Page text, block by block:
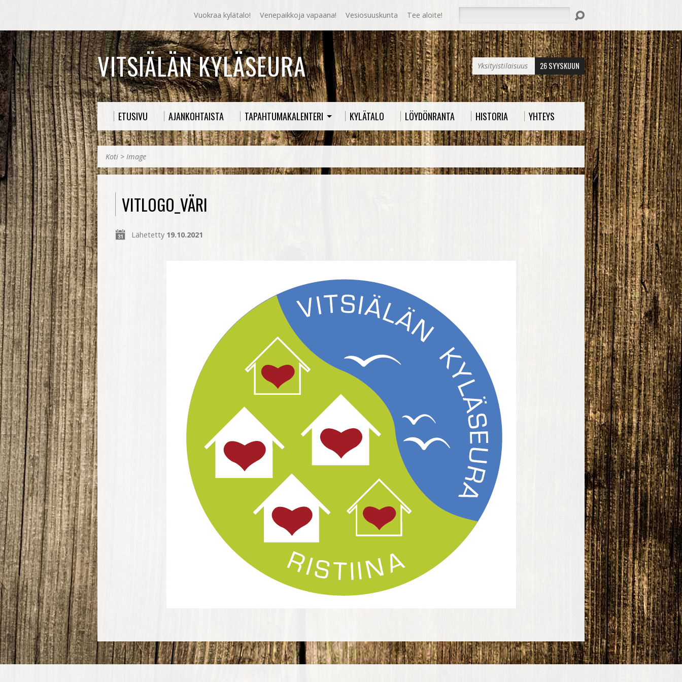
Vuokraa kylätalo! Venepaikkoja vapaana! Vesiosuuskunta Tee aloite!
VITSIÄLÄN KYLÄSEURA Yksityistilaisuus 26 SYYSKUUN
ETUSIVU AJANKOHTAISTA TAPAHTUMAKALENTERI KYLÄTALO LÖYDÖNRANTA HISTORIA YHTEYS
Koti > Image
VITLOGO_VÄRI
Lähetetty 19.10.2021